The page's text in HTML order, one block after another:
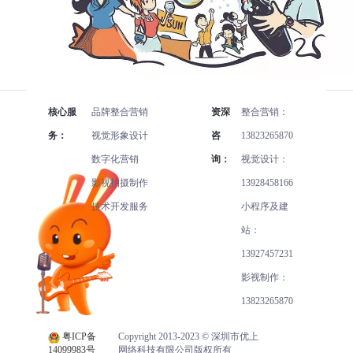
核心服
务：
品牌整合营销
视觉形象设计
数字化营销
影视拍摄制作
技术开发服务
独家公关活动
资深
咨
询：
整合营销：
13823265870
视觉设计：
13928458166
小程序及建
站：
13927457231
影视制作：
13823265870
粤ICP备
14099983号
Copyright 2013-2023 © 深圳市优上
网络科技有限公司版权所有